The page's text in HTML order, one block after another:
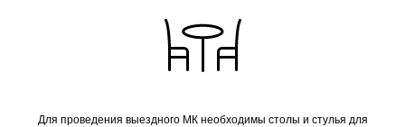
Для проведения выездного МК необходимы столы и стулья для